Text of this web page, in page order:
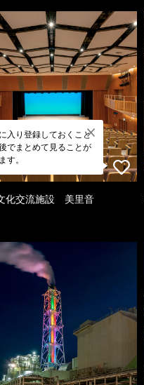
入り登録しておくこと
でまとめて見ることが
す。
化交流施設 美里音